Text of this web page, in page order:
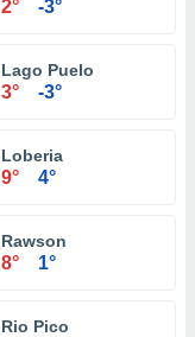
2° -3°
Lago Puelo
3° -3°
Loberia
9° 4°
Rawson
8° 1°
Rio Pico